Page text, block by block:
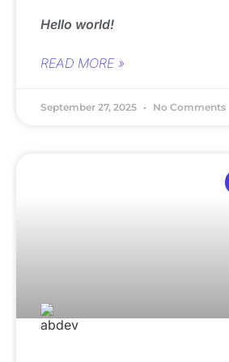
Hello world!
READ MORE »
September 27, 2025 No Comments